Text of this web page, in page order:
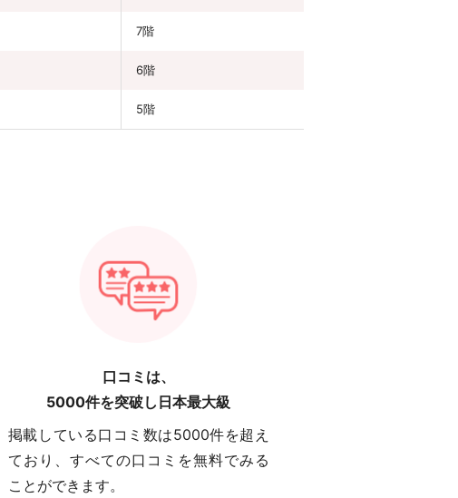
7階
6階
5階
口コミは、
5000件を突破し日本最大級
掲載している口コミ数は5000件を超え
ており、すべての口コミを無料でみる
ことができます。